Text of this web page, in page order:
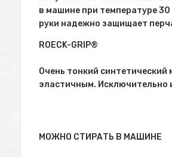
в машине при температуре
руки надежно защищает
ROECK-GRIP®
Очень тонкий
эластичным. Исключительно
МОЖНО СТИРАТЬ В МАШИНЕ